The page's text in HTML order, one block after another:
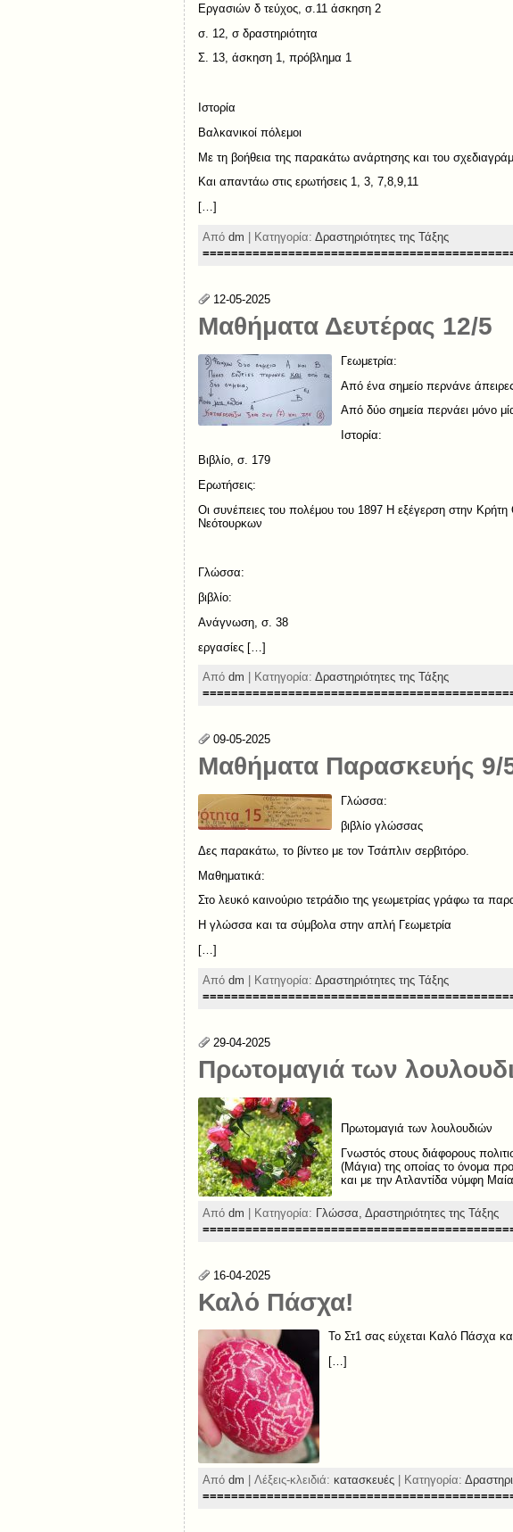
Εργασιών δ τεύχος, σ.11 άσκηση 2
σ. 12, σ δραστηριότητα
Σ. 13, άσκηση 1, πρόβλημα 1
Ιστορία
Βαλκανικοί πόλεμοι
Με τη βοήθεια της παρακάτω ανάρτησης και του
Και απαντάω στις ερωτήσεις 1, 3, 7,8,9,11
[…]
Από dm | Κατηγορία: Δραστηριότητες της Τάξης
12-05-2025
Μαθήματα Δευτέρας 12/5
Γεωμετρία:
Από ένα σημείο περνάνε άπειρες
Από δύο σημεία περνάει μόνο
Ιστορία:
Βιβλίο, σ. 179
Ερωτήσεις:
Οι συνέπειες του πολέμου του 1897 Η εξέγερση στην
Νεότουρκων
Γλώσσα:
βιβλίο:
Ανάγνωση, σ. 38
εργασίες […]
Από dm | Κατηγορία: Δραστηριότητες της Τάξης
09-05-2025
Μαθήματα Παρασκευής 9/
Γλώσσα:
βιβλίο γλώσσας
Δες παρακάτω, το βίντεο με τον Τσάπλιν σερβιτόρο.
Μαθηματικά:
Στο λευκό καινούριο τετράδιο της γεωμετρίας γράφω τα
Η γλώσσα και τα σύμβολα στην απλή Γεωμετρία
[…]
Από dm | Κατηγορία: Δραστηριότητες της Τάξης
29-04-2025
Πρωτομαγιά των
Πρωτομαγιά των λουλουδιών
Γνωστός στους διάφορους
(Μάγια) της οποίας το όνομα
και με την Ατλαντίδα νύμφη
Από dm | Κατηγορία: Γλώσσα, Δραστηριότητες της Τάξης
16-04-2025
Καλό Πάσχα!
Το Στ1 σας εύχεται Καλό Πάσχα
[…]
Από dm | Λέξεις-κλειδιά: κατασκευές| Κατηγορία: